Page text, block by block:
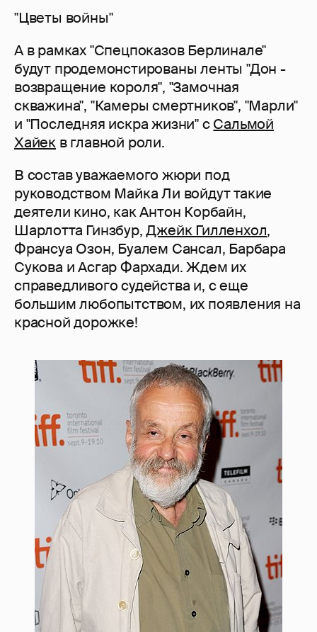
"Цветы войны"
А в рамках "Спецпоказов Берлинале"
будут продемонстированы ленты "Дон -
возвращение короля", "Замочная
скважина", "Камеры смертников", "Марли"
и "Последняя искра жизни" сСальмой
Хайек в главной роли.
В состав уважаемого жюри под
руководством Майка Ли войдут такие
деятели кино, как Антон Корбайн,
Шарлотта Гинзбур,Джейк Гилленхол,
Франсуа Озон, Буалем Сансал, Барбара
Сукова и Асгар Фархади. Ждем их
справедливого судейства и, с еще
большим любопытством, их появления на
красной дорожке!